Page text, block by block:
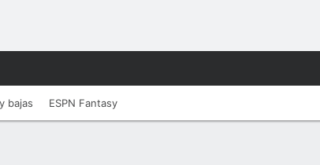
bajas ESPN Fantasy